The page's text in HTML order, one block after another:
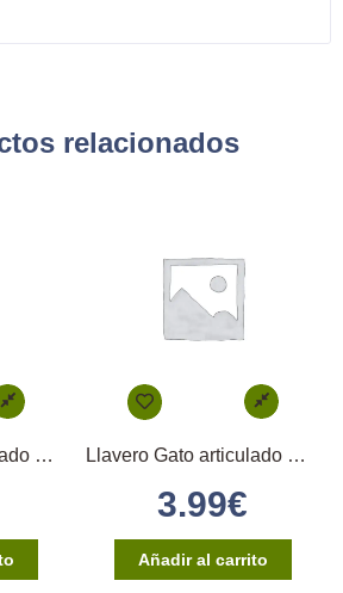
relacionados
Llavero Gato articulado Persa Blanco Llavero Gato articulado Negro y Blanco
3.99€
Añadir al carrito